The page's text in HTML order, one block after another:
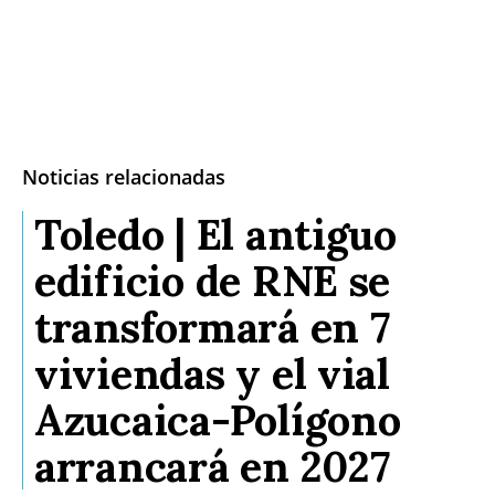
Noticias relacionadas
Toledo | El antiguo
edificio de RNE se
transformará en 7
viviendas y el vial
Azucaica-Polígono
arrancará en 2027